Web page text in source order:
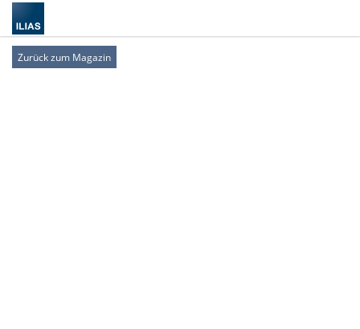
Zurück zum Magazin